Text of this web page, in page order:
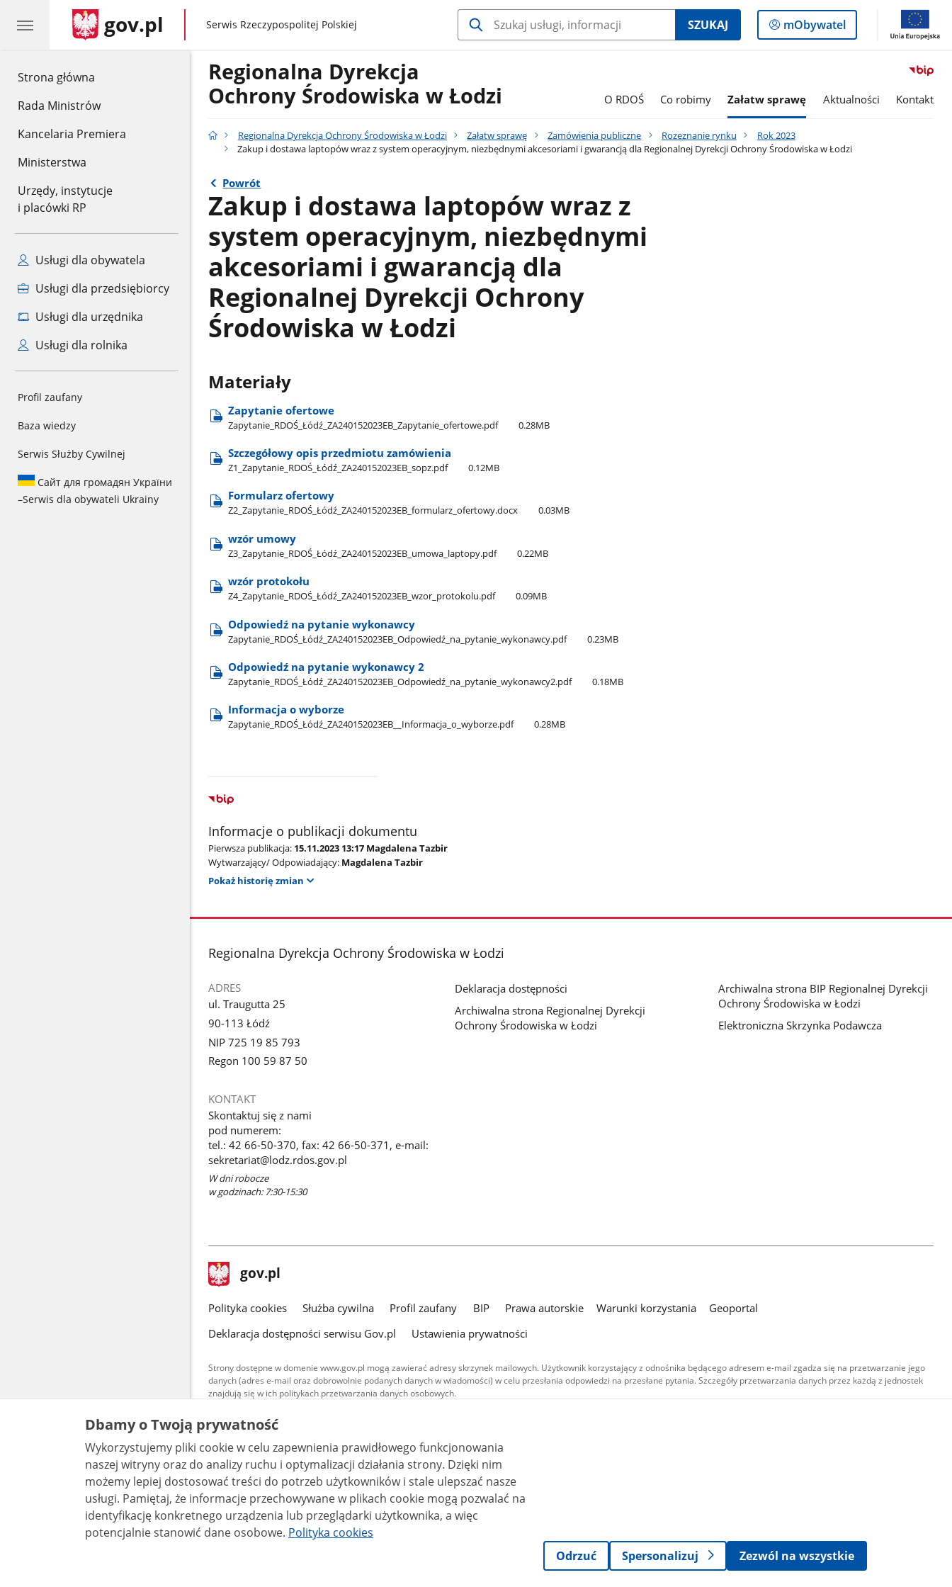
Strona główna
Rada Ministrów
Kancelaria Premiera
Ministerstwa
Urzędy, instytucje
i placówki RP
Usługi dla obywatela
Usługi dla przedsiębiorcy
Usługi dla urzędnika
Usługi dla rolnika
Profil zaufany
Baza wiedzy
Serwis Służby Cywilnej
Сайт для громадян України
–Serwis dla obywateli Ukrainy
gov.pl gov.pl
Serwis Rzeczypospolitej Polskiej SZUKAJ
Logowanie
do
mObywatel
Regionalna Dyrekcja
Ochrony Środowiska w Łodzi
O RDOŚ Co robimy Załatw sprawę Aktualności Kontakt
Regionalna Dyrekcja Ochrony Środowiska w Łodzi Załatw sprawę Zamówienia publiczne Rozeznanie rynku
Rok 2023
Zakup i dostawa laptopów wraz z system operacyjnym, niezbędnymi akcesoriami i gwarancją dla Regionalnej Dyrekcji Ochrony Środowiska w Łodzi
Powrót
Zakup i dostawa laptopów wraz z
system operacyjnym, niezbędnymi
akcesoriami i gwarancją dla
Regionalnej Dyrekcji Ochrony
Środowiska w Łodzi
Materiały
Zapytanie ofertowe
Zapytanie​_RDOŚ​_Łódź​_ZA240152023EB​_Zapytanie​_ofertowe.pdf 0.28MB
Szczegółowy opis przedmiotu zamówienia
Z1​_Zapytanie​_RDOŚ​_Łódź​_ZA240152023EB​_sopz.pdf 0.12MB
Formularz ofertowy
Z2​_Zapytanie​_RDOŚ​_Łódź​_ZA240152023EB​_formularz​_ofertowy.docx 0.03MB
wzór umowy
Z3​_Zapytanie​_RDOŚ​_Łódź​_ZA240152023EB​_umowa​_laptopy.pdf 0.22MB
wzór protokołu
Z4​_Zapytanie​_RDOŚ​_Łódź​_ZA240152023EB​_wzor​_protokolu.pdf 0.09MB
Odpowiedź na pytanie wykonawcy
Zapytanie​_RDOŚ​_Łódź​_ZA240152023EB​_Odpowiedź​_na​_pytanie​_wykonawcy.pdf 0.23MB
Odpowiedź na pytanie wykonawcy 2
Zapytanie​_RDOŚ​_Łódź​_ZA240152023EB​_Odpowiedź​_na​_pytanie​_wykonawcy2.pdf 0.18MB
Informacja o wyborze
Zapytanie​_RDOŚ​_Łódź​_ZA240152023EB​_​_Informacja​_o​_wyborze.pdf 0.28MB
Informacje o publikacji dokumentu
Pierwsza publikacja: 15.11.2023 13:17 Magdalena Tazbir
Wytwarzający/ Odpowiadający: Magdalena Tazbir
Pokaż historię zmian
stopka
Regionalna Dyrekcja Ochrony Środowiska w Łodzi
ADRES
ul. Traugutta 25
90-113 Łódź
NIP 725 19 85 793
Regon 100 59 87 50
KONTAKT
Skontaktuj się z nami
pod numerem:
tel.: 42 66-50-370, fax: 42 66-50-371, e-mail:
sekretariat@lodz.rdos.gov.pl
W dni robocze
w godzinach: 7:30-15:30
Deklaracja dostępności
Archiwalna strona Regionalnej Dyrekcji
Ochrony Środowiska w Łodzi
Archiwalna strona BIP Regionalnej Dyrekcji
Ochrony Środowiska w Łodzi
Elektroniczna Skrzynka Podawcza
stopka
gov.pl Strona
gov.pl
gov.pl
Polityka cookies Służba cywilna Profil zaufany BIP Prawa autorskie Warunki korzystania
Geoportal
Deklaracja dostępności serwisu Gov.pl
Ustawienia prywatności
Strony dostępne w domenie www.gov.pl mogą zawierać adresy skrzynek mailowych. Użytkownik korzystający z odnośnika będącego adresem e-mail zgadza się na przetwarzanie jego
danych (adres e-mail oraz dobrowolnie podanych danych w wiadomości) w celu przesłania odpowiedzi na przesłane pytania. Szczegóły przetwarzania danych przez każdą z jednostek
znajdują się w ich politykach przetwarzania danych osobowych.
Treści tekstowe publikowane w serwisie (z wyłączeniem treści audiowizualnych), są
udostępniane na licencji typu Creative Commons: uznanie autorstwa - na tych samych
warunkach 4.0 (CC BY-SA 4.0). Materiały audiowizualne, w tym zdjęcia, materiały audio i wideo,
są udostępniane na licencji typu Creative Commons: uznanie autorstwa użycie niekomercyjne -
bez utworów zależnych 4.0 (CC BY-NC-ND 4.0), o ile nie jest to stwierdzone inaczej.
Dbamy o Twoją prywatność
Wykorzystujemy pliki cookie w celu zapewnienia prawidłowego funkcjonowania
naszej witryny oraz do analizy ruchu i optymalizacji działania strony. Dzięki nim
możemy lepiej dostosować treści do potrzeb użytkowników i stale ulepszać nasze
usługi. Pamiętaj, że informacje przechowywane w plikach cookie mogą pozwalać na
identyfikację konkretnego urządzenia lub przeglądarki użytkownika, a więc
potencjalnie stanowić dane osobowe. Polityka cookies
Odrzuć
Spersonalizuj Zezwól na wszystkie